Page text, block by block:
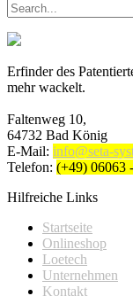
Erfinder des
mehr wackelt.
Faltenweg 10,
64732 Bad König
E-Mail: info@seta-
Telefon: (+49) 06063
Hilfreiche Links
Startseite
Onlineshop
Loetech
Unternehmen
Kontakt